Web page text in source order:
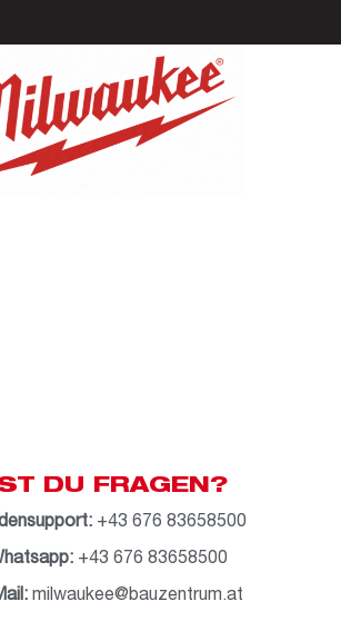
DU FRAGEN?
+43 676 83658500
+43 676 83658500
milwaukee@bauzentrum.at